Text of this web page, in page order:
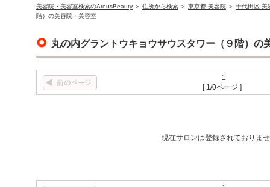
美容院・美容室検索のAreusBeauty ＞ 住所から検索 ＞ 東京都 美容院 ＞ 千代田区 美
階）の美容院・美容室
丸の内グラントウキョウサウスタワー（９階）の
1
[ 1/0ページ ]
現在サロンは登録されておりま